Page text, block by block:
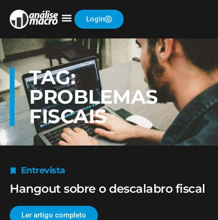
Login
TAG:
PROBLEMAS
FISCAIS
Entrevista
Hangout sobre o descalabro fiscal
Ler artigo completo